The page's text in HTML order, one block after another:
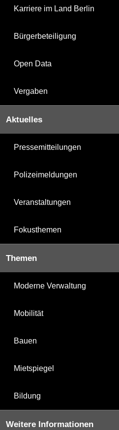
Karriere im Land Berlin
Bürgerbeteiligung
Open Data
Vergaben
Aktuelles
Pressemitteilungen
Polizeimeldungen
Veranstaltungen
Fokusthemen
Themen
Moderne Verwaltung
Mobilität
Bauen
Mietspiegel
Bildung
Weitere Informationen